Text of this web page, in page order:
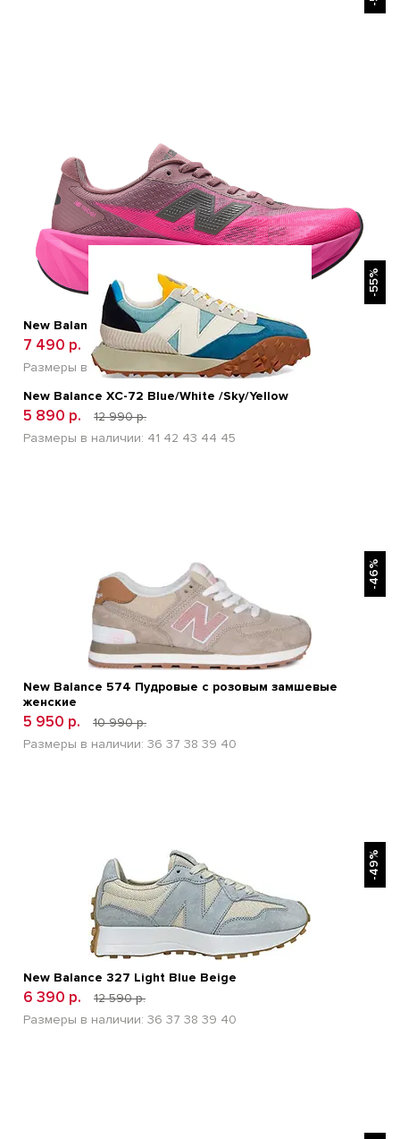
New Balance FuelCell Rebel v5 Pink
7 490 р.
15 600 р.
Размеры в наличии:36 37 38 39 40
-55%
New Balance XC-72 Blue/White /Sky/Yellow
5 890 р.
12 990 р.
Размеры в наличии: 41 42 43 44 45
-46%
New Balance 574 Пудровые с розовым замшевые
женские
5 950 р.
10 990 р.
Размеры в наличии: 36 37 38 39 40
-49%
New Balance 327 Light Blue Beige
6 390 р.
12 590 р.
Размеры в наличии: 36 37 38 39 40